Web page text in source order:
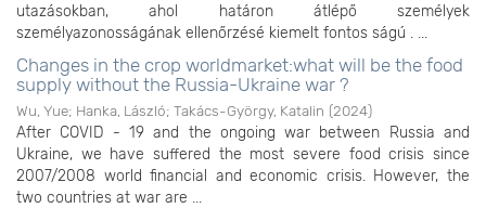
utazásokban, ahol határon átlépő személyek
személyazonosságának ellenőrzésé kiemelt fontos ságú . ...
Changes in the crop worldmarket:what will be the food
supply without the Russia-Ukraine war ?
Wu, Yue; Hanka, László; Takács-György, Katalin (2024)
After COVID - 19 and the ongoing war between Russia and
Ukraine, we have suffered the most severe food crisis since
2007/2008 world financial and economic crisis. However, the
two countries at war are ...